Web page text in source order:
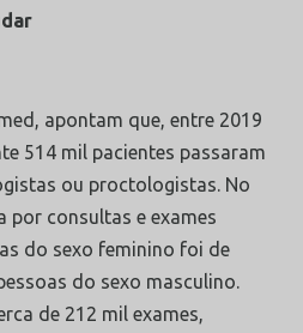
apontam que, entre 2019
514 mil pacientes passaram
ou proctologistas. No
por consultas e exames
do sexo feminino foi de
do sexo masculino.
de 212 mil exames,